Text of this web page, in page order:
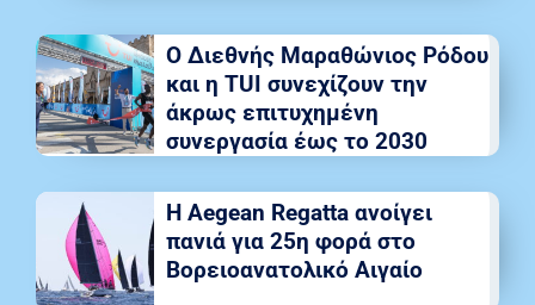
Ο Διεθνής Μαραθώνιος Ρόδου
και η TUI συνεχίζουν την
άκρως επιτυχημένη
συνεργασία έως το 2030
Η Aegean Regatta ανοίγει
πανιά για 25η φορά στο
Βορειοανατολικό Αιγαίο